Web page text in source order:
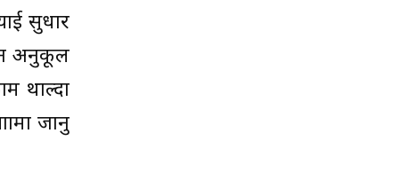
सुधार
अनुकूल
थाल्दा
जानु